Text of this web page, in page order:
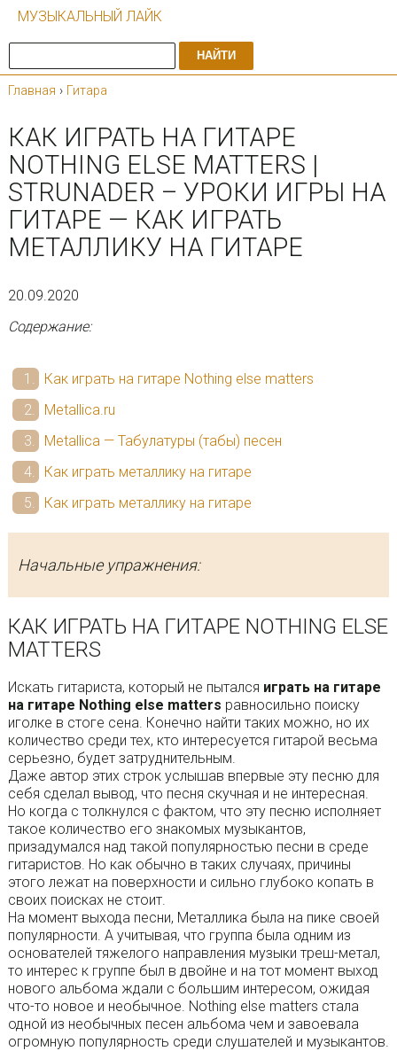
МУЗЫКАЛЬНЫЙ ЛАЙК
НАЙТИ
Главная › Гитара
КАК ИГРАТЬ НА ГИТАРЕ
NOTHING ELSE MATTERS |
STRUNADER – УРОКИ ИГРЫ НА
ГИТАРЕ — КАК ИГРАТЬ
МЕТАЛЛИКУ НА ГИТАРЕ
20.09.2020
Содержание:
Как играть на гитаре Nothing else matters
Metallica.ru
Metallica — Табулатуры (табы) песен
Как играть металлику на гитаре
Как играть металлику на гитаре
Начальные упражнения:
КАК ИГРАТЬ НА ГИТАРЕ NOTHING ELSE
MATTERS
Искать гитариста, который не пытался играть на гитаре
на гитаре Nothing else matters равносильно поиску
иголке в стоге сена. Конечно найти таких можно, но их
количество среди тех, кто интересуется гитарой весьма
серьезно, будет затруднительным.
Даже автор этих строк услышав впервые эту песню для
себя сделал вывод, что песня скучная и не интересная.
Но когда с толкнулся с фактом, что эту песню исполняет
такое количество его знакомых музыкантов,
призадумался над такой популярностью песни в среде
гитаристов. Но как обычно в таких случаях, причины
этого лежат на поверхности и сильно глубоко копать в
своих поисках не стоит.
На момент выхода песни, Металлика была на пике своей
популярности. А учитывая, что группа была одним из
основателей тяжелого направления музыки треш-метал,
то интерес к группе был в двойне и на тот момент выход
нового альбома ждали с большим интересом, ожидая
что-то новое и необычное. Nothing else matters стала
одной из необычных песен альбома чем и завоевала
огромную популярность среди слушателей и музыкантов.